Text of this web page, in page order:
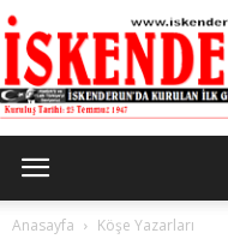
Anasayfa Köşe Yazarları